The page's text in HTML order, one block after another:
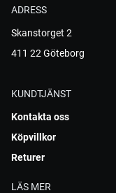
ADRESS
Skanstorget 2
411 22 Göteborg
KUNDTJÄNST
Kontakta oss
Köpvillkor
Returer
LÄS MER